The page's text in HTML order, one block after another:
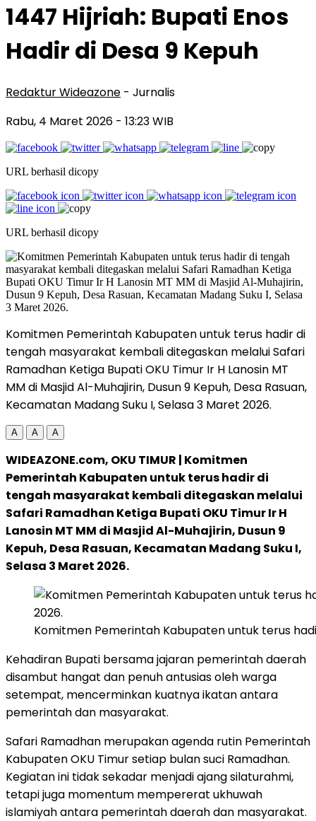
1447 Hijriah: Bupati Enos
Hadir di Desa 9 Kepuh
Redaktur Wideazone - Jurnalis
Rabu, 4 Maret 2026 - 13:23 WIB
URL berhasil dicopy
URL berhasil dicopy
Komitmen Pemerintah Kabupaten untuk terus hadir di
tengah masyarakat kembali ditegaskan melalui Safari
Ramadhan Ketiga Bupati OKU Timur Ir H Lanosin MT
MM di Masjid Al-Muhajirin, Dusun 9 Kepuh, Desa Rasuan,
Kecamatan Madang Suku I, Selasa 3 Maret 2026.
A A A
WIDEAZONE.com, OKU TIMUR | Komitmen
Pemerintah Kabupaten untuk terus hadir di
tengah masyarakat kembali ditegaskan melalui
Safari Ramadhan Ketiga Bupati OKU Timur Ir H
Lanosin MT MM di Masjid Al-Muhajirin, Dusun 9
Kepuh, Desa Rasuan, Kecamatan Madang Suku I,
Selasa 3 Maret 2026.
Komitmen Pemerintah Kabupaten untuk terus
Kehadiran Bupati bersama jajaran pemerintah daerah
disambut hangat dan penuh antusias oleh warga
setempat, mencerminkan kuatnya ikatan antara
pemerintah dan masyarakat.
Safari Ramadhan merupakan agenda rutin Pemerintah
Kabupaten OKU Timur setiap bulan suci Ramadhan.
Kegiatan ini tidak sekadar menjadi ajang silaturahmi,
tetapi juga momentum mempererat ukhuwah
islamiyah antara pemerintah daerah dan masyarakat.